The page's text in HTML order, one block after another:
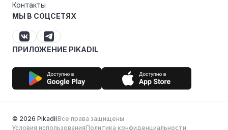
Контакты
МЫ В СОЦСЕТЯХ
ПРИЛОЖЕНИЕ PIKADIL
© 2026 PikadilВсе права защищены
Условия использованияПолитика конфиденциальности